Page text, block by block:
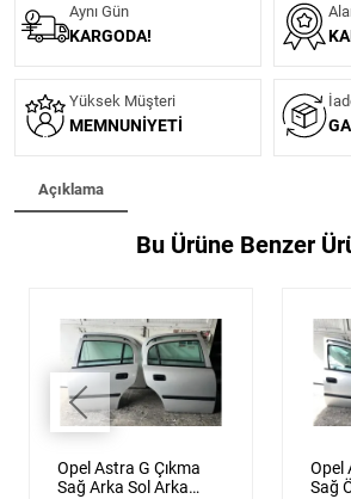
Aynı Gün
KARGODA!
Yüksek Müşteri
MEMNUNIYETI
Açıklama
Bu Ürüne Benzer
Opel Astra G Çıkma
Sağ Arka Sol Arka
Opel
Sağ